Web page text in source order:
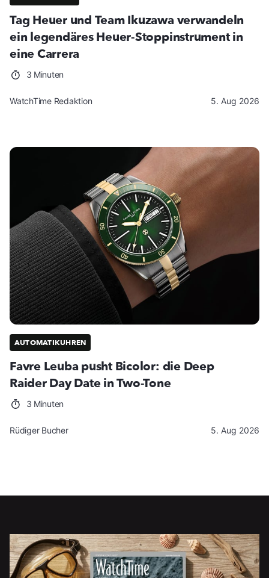
Tag Heuer und Team Ikuzawa verwandeln
ein legendäres Heuer-Stoppinstrument in
eine Carrera
3 Minuten
WatchTime Redaktion 5. Aug 2026
AUTOMATIKUHREN
Favre Leuba pusht Bicolor: die Deep
Raider Day Date in Two-Tone
3 Minuten
Rüdiger Bucher 5. Aug 2026